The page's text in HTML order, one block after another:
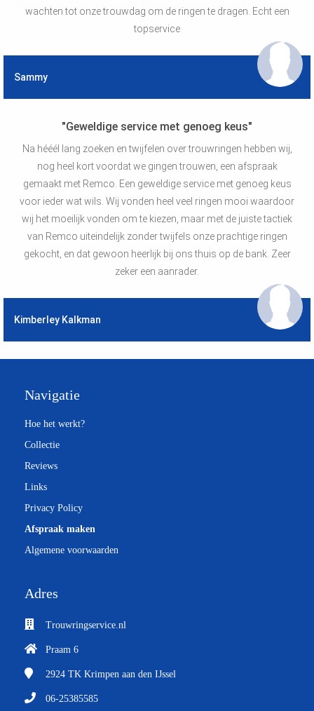
wachten tot onze trouwdag om de ringen te dragen. Echt een
topservice
Sammy
"Geweldige service met genoeg keus"
Na hééél lang zoeken en twijfelen over trouwringen hebben wij,
nog heel kort voordat we gingen trouwen, een afspraak
gemaakt met Remco. Een geweldige service met genoeg keus
voor ieder wat wils. Wij vonden heel veel ringen mooi waardoor
wij het moeilijk vonden om te kiezen, maar met de juiste tactiek
van Remco uiteindelijk zonder twijfels onze prachtige ringen
gekocht, en dat gewoon heerlijk bij ons thuis op de bank. Zeer
zeker een aanrader.
Kimberley Kalkman
Navigatie
Hoe het werkt?
Collectie
Reviews
Links
Privacy Policy
Afspraak maken
Algemene voorwaarden
Adres
Trouwringservice.nl
Praam 6
2924 TK Krimpen aan den IJssel
06-25385585